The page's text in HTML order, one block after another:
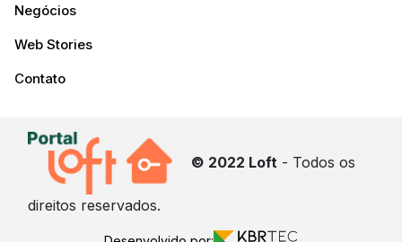
Negócios
Web Stories
Contato
© 2022 Loft - Todos os
direitos reservados.